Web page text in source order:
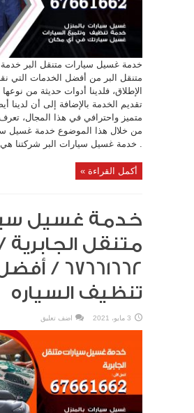
خدمة غسيل سيارات متنقل البر
متنقل البر من أفضل الخدمات التي
الإطلاق، فلدينا أدوات حديثة من نوعها
تقديم الخدمة بالإضافة إلى أن لدينا
متميز واحترافي في هذا المجال،
من خلال هذا الموضوع خدمة غسيل
. خدمة غسيل سيارات البر شركتنا هي
أكمل القراءة »
خدمة غسيل
متنقل الجابرية
67661662
تنظيف السياره
3 مايو، 2021 اضف تعليق